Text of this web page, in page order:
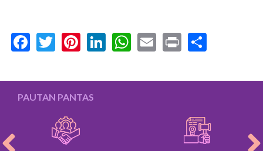
Facebook
Twitter
Pinterest
LinkedIn
WhatsApp
Email
Print
PAUTAN PANTAS